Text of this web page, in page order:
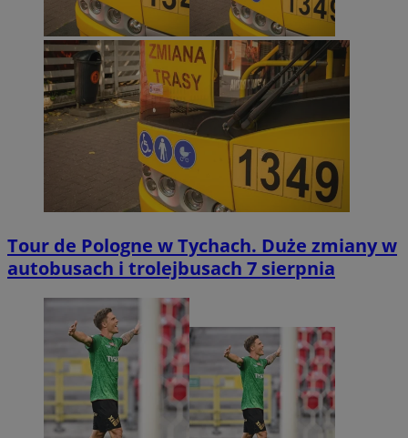
Tour de Pologne w Tychach. Duże zmiany w
autobusach i trolejbusach 7 sierpnia